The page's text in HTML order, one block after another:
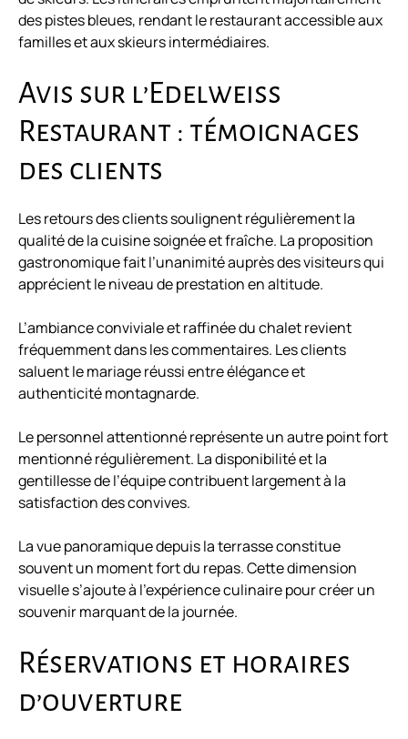
des pistes bleues, rendant le restaurant accessible aux
familles et aux skieurs intermédiaires.
Avis sur l’Edelweiss
Restaurant : témoignages
des clients
Les retours des clients soulignent régulièrement la
qualité de la cuisine soignée et fraîche. La proposition
gastronomique fait l’unanimité auprès des visiteurs qui
apprécient le niveau de prestation en altitude.
L’ambiance conviviale et raffinée du chalet revient
fréquemment dans les commentaires. Les clients
saluent le mariage réussi entre élégance et
authenticité montagnarde.
Le personnel attentionné représente un autre point fort
mentionné régulièrement. La disponibilité et la
gentillesse de l’équipe contribuent largement à la
satisfaction des convives.
La vue panoramique depuis la terrasse constitue
souvent un moment fort du repas. Cette dimension
visuelle s’ajoute à l’expérience culinaire pour créer un
souvenir marquant de la journée.
Réservations et horaires
d’ouverture